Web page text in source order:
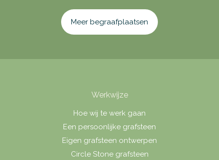
Meer begraafplaatsen
Werkwijze
Hoe wij te werk gaan
Een persoonlijke grafsteen
Eigen grafsteen ontwerpen
Circle Stone grafsteen